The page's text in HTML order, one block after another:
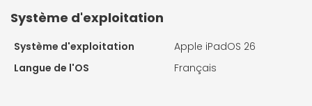
Système d'exploitation
Système d'exploitation
Apple iPadOS 26
Langue de l'OS
Français